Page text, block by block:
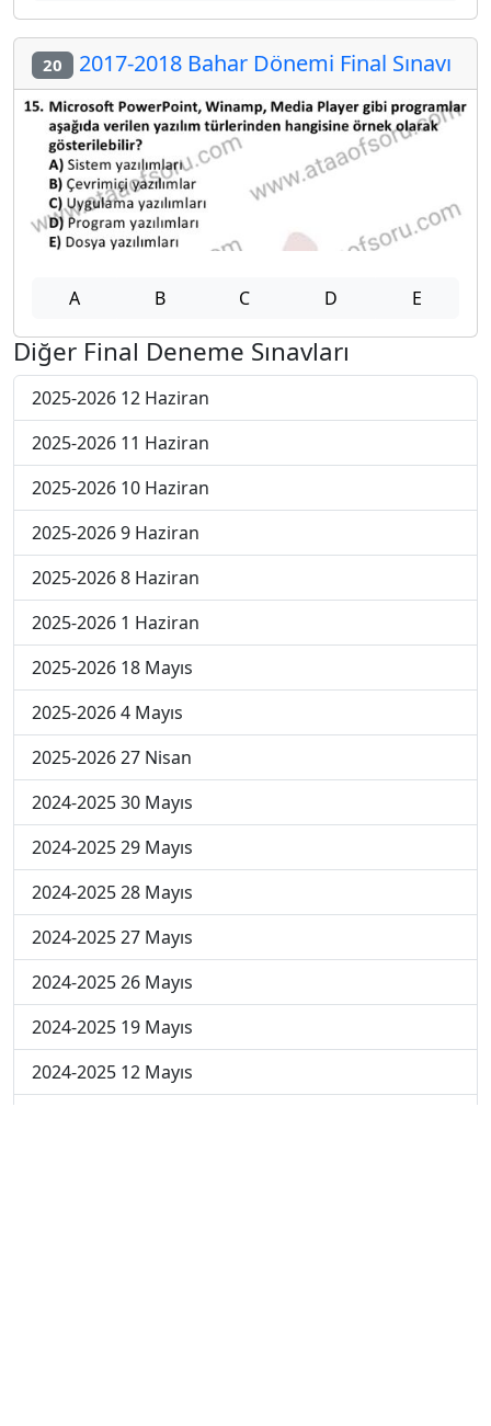
20 2017-2018 Bahar Dönemi Final Sınavı
A B C D E
Diğer Final Deneme Sınavları
2025-2026 12 Haziran
2025-2026 11 Haziran
2025-2026 10 Haziran
2025-2026 9 Haziran
2025-2026 8 Haziran
2025-2026 1 Haziran
2025-2026 18 Mayıs
2025-2026 4 Mayıs
2025-2026 27 Nisan
2024-2025 30 Mayıs
2024-2025 29 Mayıs
2024-2025 28 Mayıs
2024-2025 27 Mayıs
2024-2025 26 Mayıs
2024-2025 19 Mayıs
2024-2025 12 Mayıs